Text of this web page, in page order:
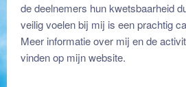
de deelnemers hun kwetsbaarheid
veilig voelen bij mij is een prachtig
Meer informatie over mij en de
vinden op mijn website.